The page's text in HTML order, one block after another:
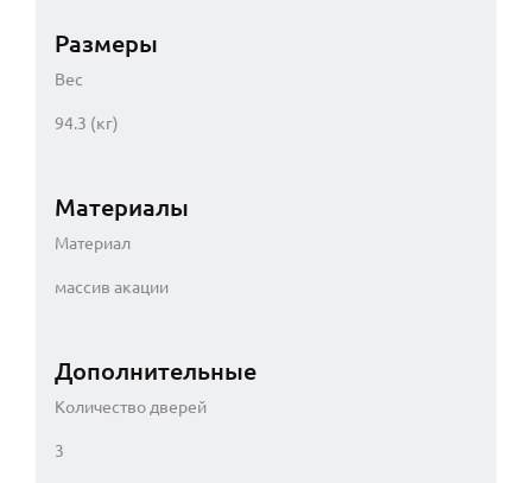
Размеры
Вес
94.3 (кг)
Материалы
Материал
массив акации
Дополнительные
Количество дверей
3